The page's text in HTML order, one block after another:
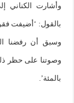
وأشارت الكناني
بالقول: ‘أضيفت
وسبق أن رفضنا
بالمئة’.